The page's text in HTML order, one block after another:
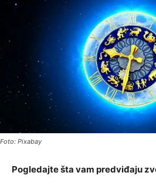
Foto: Pixabay
Pogledajte šta vam predviđaju